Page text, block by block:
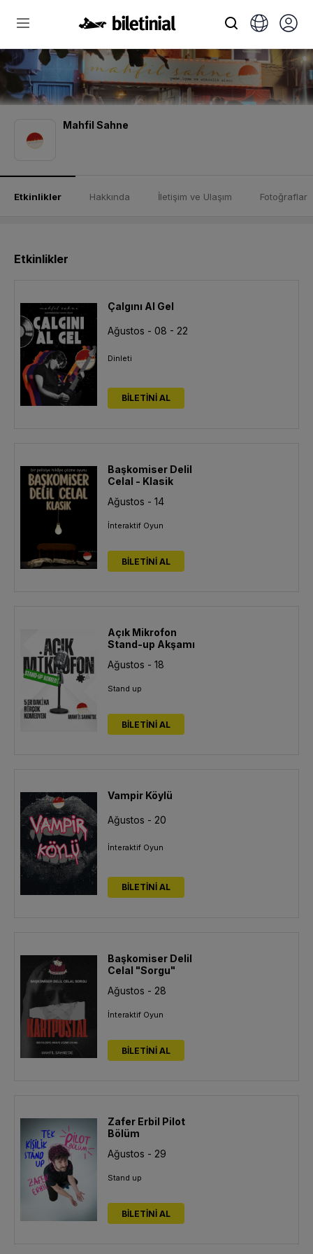
Mahfil Sahne
Etkinlikler Hakkında İletişim ve Ulaşım Fotoğraflar
Etkinlikler
Çalgını Al Gel
Ağustos - 08 - 22
Dinleti
BİLETİNİ AL
Başkomiser Delil
Celal - Klasik
Ağustos - 14
İnteraktif Oyun
BİLETİNİ AL
Açık Mikrofon
Stand-up Akşamı
Ağustos - 18
Stand up
BİLETİNİ AL
Vampir Köylü
Ağustos - 20
İnteraktif Oyun
BİLETİNİ AL
Başkomiser Delil
Celal "Sorgu"
Ağustos - 28
İnteraktif Oyun
BİLETİNİ AL
Zafer Erbil Pilot
Bölüm
Ağustos - 29
Stand up
BİLETİNİ AL